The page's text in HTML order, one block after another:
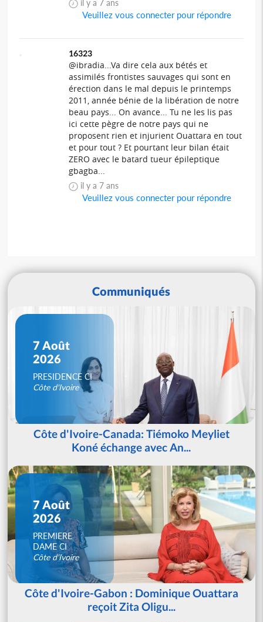
il y a 7 ans
Veuillez vous connecter pour répondre
16323
@ibradia...Va dire cela aux bétés et
assimilés frontistes sauvages qui sont en
érection dans le mal depuis le printemps
2011, année bénie de la libération de notre
beau pays... On avance... Tu ne les lis pas
ici cette pègre de notre pays qui ne
proposent rien et injurient Ouattara en tout
et pour tout ? Et pourtant leur bilan était
ZERO avec le batard tueur épileptique
gbagba...
il y a 7 ans
Veuillez vous connecter pour répondre
Communiqués
7 Août
2026
PRESIDENCE CI
Côte d'Ivoire
Côte d'Ivoire-Canada: Tiémoko Meyliet
Koné échange avec An...
7 Août
2026
PREMIERE
DAME CI
Côte d'Ivoire
Côte d'Ivoire-Gabon : Dominique Ouattara
reçoit Zita Oligu...